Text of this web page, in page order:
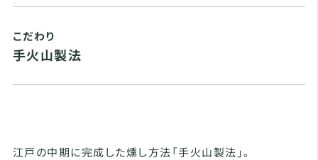
こだわり
手火山製法
江戸の中期に完成した燻し方法「手火山製法」。